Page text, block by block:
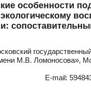
особенности
М.В. Ломоносова»,
E-mail: